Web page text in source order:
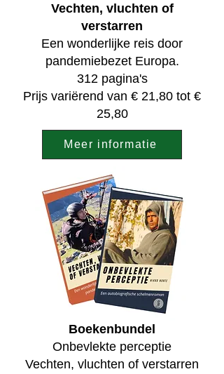
Vechten, vluchten of
verstarren
Een wonderlijke reis door
pandemiebezet Europa.
312 pagina's
Prijs variërend van € 21,80 tot €
25,80
Meer informatie
Boekenbundel
Onbevlekte perceptie​
Vechten, vluchten of verstarren